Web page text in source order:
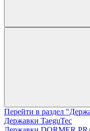
Перейти в раздел
Державки TaeguTec